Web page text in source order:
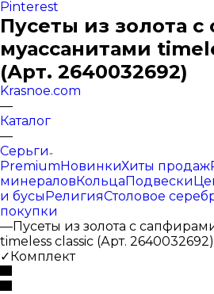
Pinterest
Пусеты из золота
муассанитами
(Арт. 2640032692)
Krasnoe.com
—
Каталог
—
Серьги
PremiumНовинкиХиты продаж
минераловКольцаПодвески
и бусыРелигияСтоловое
покупки
—Пусеты из золота с
timeless classic (Арт. 2640032692)
✓Комплект